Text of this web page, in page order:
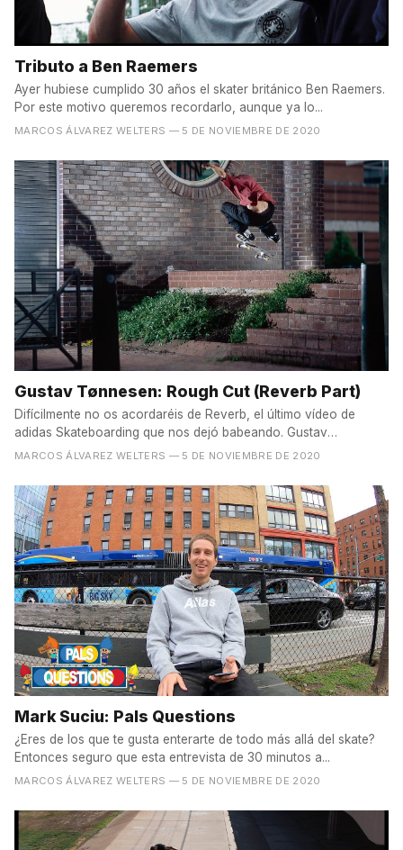
Tributo a Ben Raemers
Ayer hubiese cumplido 30 años el skater británico Ben Raemers.
Por este motivo queremos recordarlo, aunque ya lo...
MARCOS ÁLVAREZ WELTERS — 5 DE NOVIEMBRE DE 2020
Gustav Tønnesen: Rough Cut (Reverb Part)
Difícilmente no os acordaréis de Reverb, el último vídeo de
adidas Skateboarding que nos dejó babeando. Gustav
Tønnesen...
MARCOS ÁLVAREZ WELTERS — 5 DE NOVIEMBRE DE 2020
Mark Suciu: Pals Questions
¿Eres de los que te gusta enterarte de todo más allá del skate?
Entonces seguro que esta entrevista de 30 minutos a...
MARCOS ÁLVAREZ WELTERS — 5 DE NOVIEMBRE DE 2020